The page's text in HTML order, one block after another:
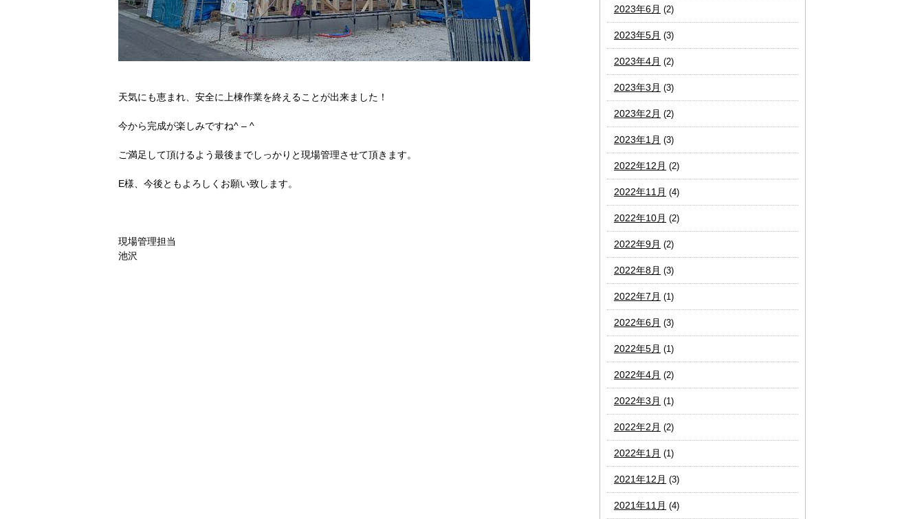
天気にも恵まれ、安全に上棟作業を終えることが出来ました！
今から完成が楽しみですね^ – ^
ご満足して頂けるよう最後までしっかりと現場管理させて頂きます。
E様、今後ともよろしくお願い致します。
現場管理担当
池沢
2023年6月 (2)
2023年5月 (3)
2023年4月 (2)
2023年3月 (3)
2023年2月 (2)
2023年1月 (3)
2022年12月 (2)
2022年11月 (4)
2022年10月 (2)
2022年9月 (2)
2022年8月 (3)
2022年7月 (1)
2022年6月 (3)
2022年5月 (1)
2022年4月 (2)
2022年3月 (1)
2022年2月 (2)
2022年1月 (1)
2021年12月 (3)
2021年11月 (4)